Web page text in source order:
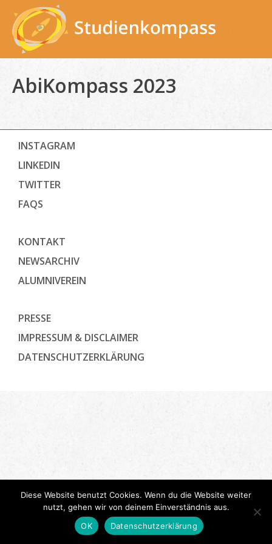
content
AbiKompass 2023
INSTAGRAM
LINKEDIN
TWITTER
FAQS
KONTAKT
NEWSARCHIV
ALUMNIVEREIN
PRESSE
IMPRESSUM & DISCLAIMER
DATENSCHUTZ­ERKLÄRUNG
Diese Website benutzt Cookies. Wenn du die Website weiter
nutzt, gehen wir von deinem Einverständnis aus.
OK
Datenschutzerklärung